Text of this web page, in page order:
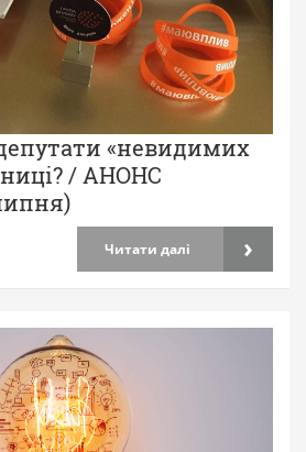
«невидимих
/ АНОНС
Читати далі ›